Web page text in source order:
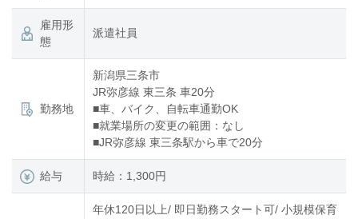
雇用形
態
派遣社員
勤務地
新潟県三条市
JR弥彦線 東三条 車20分
■車、バイク、自転車通勤OK
■就業場所の変更の範囲：なし
■JR弥彦線 東三条駅から車で20分
給与 時給：1,300円
年休120日以上/ 即日勤務スタート可/ 小規模保育